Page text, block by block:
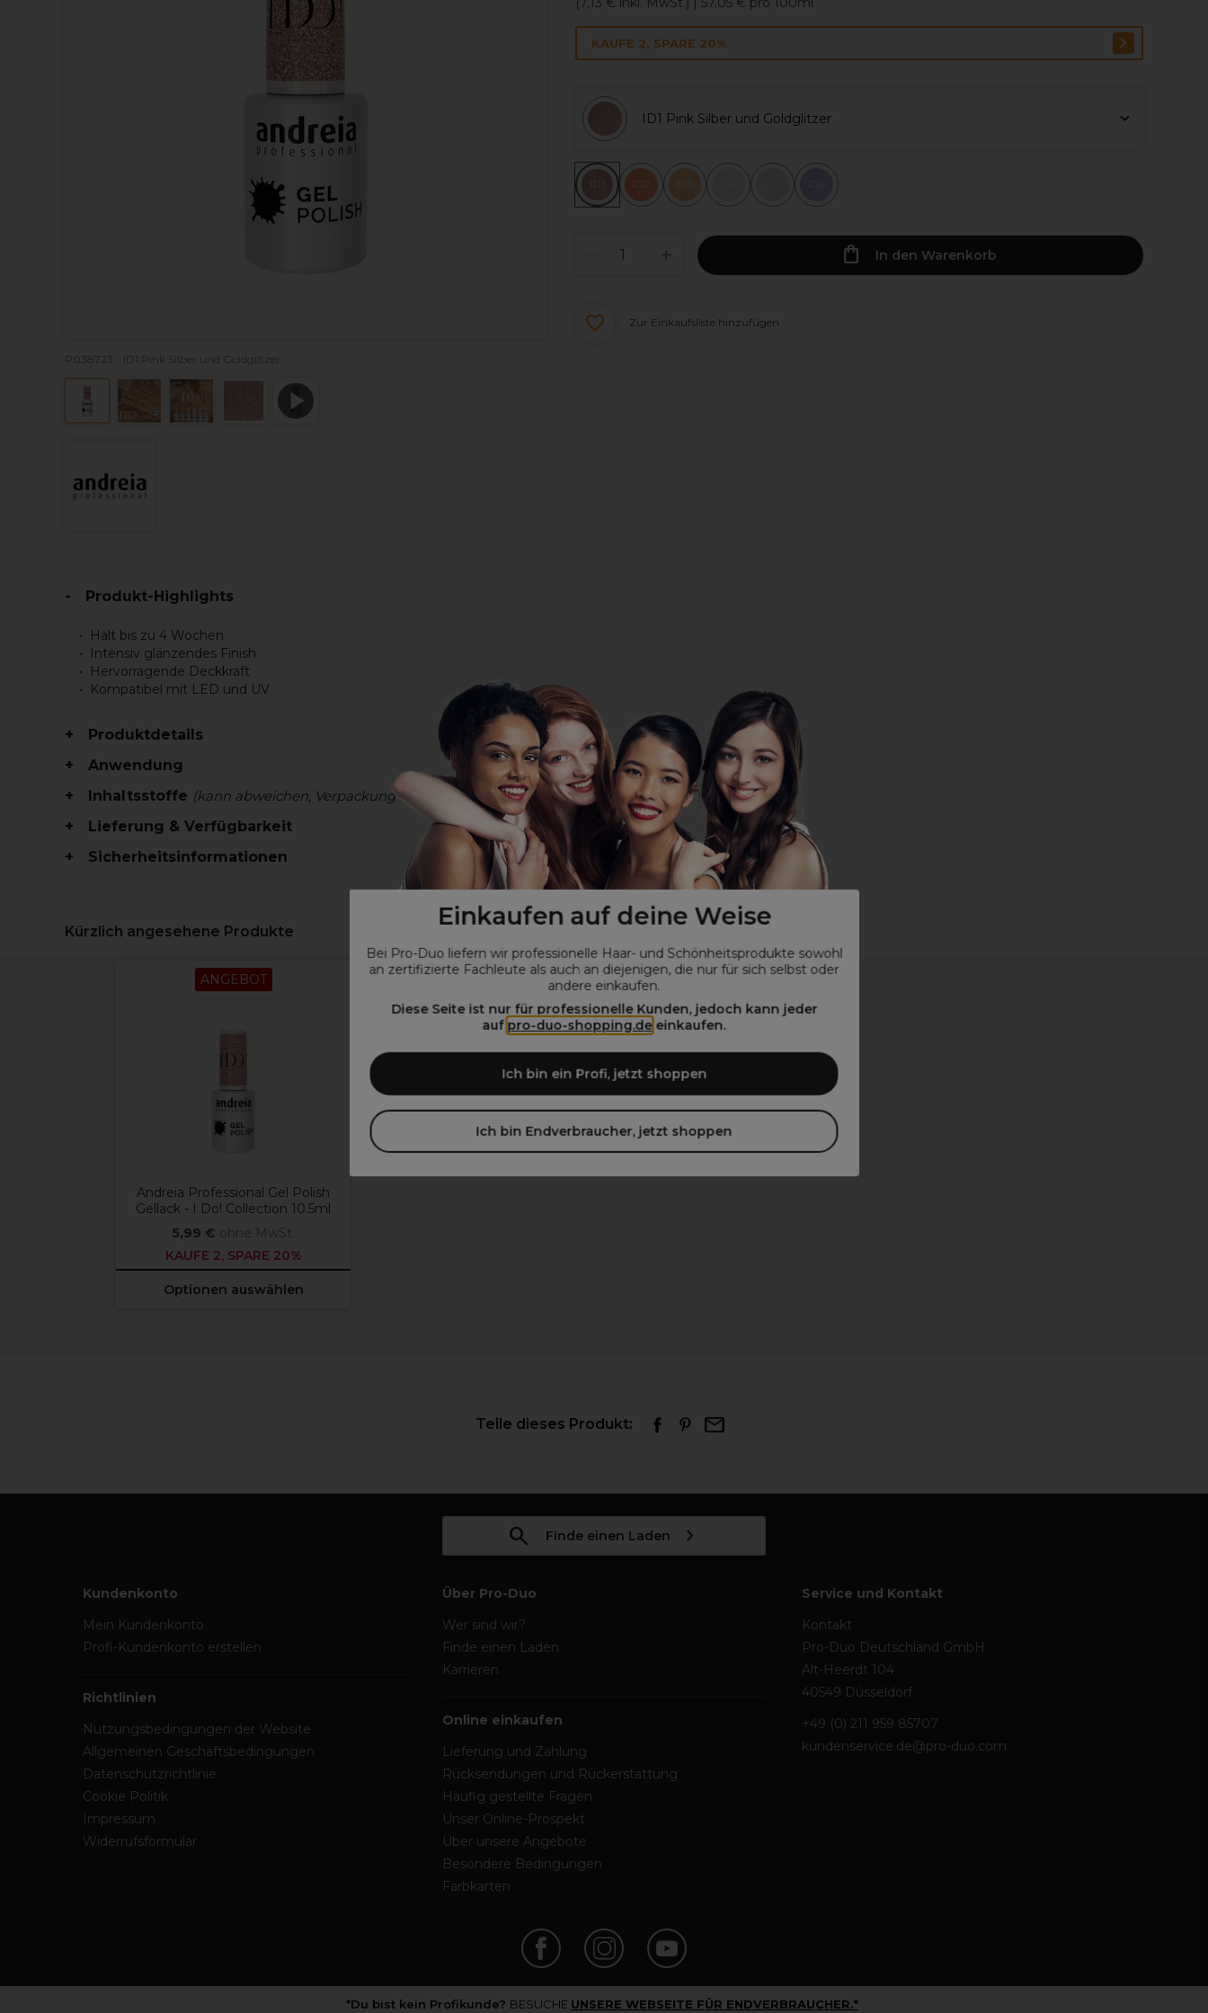
Einkaufen auf deine Weise
Bei Pro-Duo liefern wir professionelle Haar- und Schönheitsprodukte sowohl
an zertifizierte Fachleute als auch an diejenigen, die nur für sich selbst oder
andere einkaufen.
Diese Seite ist nur für professionelle Kunden, jedoch kann jeder
auf pro-duo-shopping.deeinkaufen.
Ich bin ein Profi, jetzt shoppen
Ich bin Endverbraucher, jetzt shoppen
P038723 - ID1 Pink Silber und Goldglitzer
KAUFE 2, SPARE 20%
ID1 Pink Silber und Goldglitzer
ID2
In den Warenkorb
Zur Einkaufsliste hinzufügen
Produkt-Highlights
Hält bis zu 4 Wochen
Intensiv glänzendes Finish
Hervorragende Deckkraft
Kompatibel mit LED und UV
Produktdetails
Anwendung
Inhaltsstoffe (kann abweichen, Verpackung beachten)
Lieferung & Verfügbarkeit
Sicherheitsinformationen
Kürzlich angesehene Produkte
ANGEBOT
Andreia Professional Gel Polish
Gellack - I Do! Collection 10.5ml
5,99 € ohne MwSt.
KAUFE 2, SPARE 20%
Optionen auswählen
Teile dieses Produkt:
Finde einen Laden
Kundenkonto
Mein Kundenkonto
Profi-Kundenkonto erstellen
Richtlinien
Nutzungsbedingungen der Website
Allgemeinen Geschäftsbedingungen
Datenschutzrichtlinie
Cookie Politik
Impressum
Widerrufsformular
Über Pro-Duo
Wer sind wir?
Finde einen Laden
Karrieren
Online einkaufen
Lieferung und Zahlung
Rücksendungen und Rückerstattung
Häufig gestellte Fragen
Unser Online-Prospekt
Über unsere Angebote
Besondere Bedingungen
Farbkarten
Service und Kontakt
Kontakt
Pro-Duo Deutschland GmbH
Alt-Heerdt 104
40549 Düsseldorf
+49 (0) 211 959 85707
kundenservice.de@pro-duo.com
*Du bist kein Profikunde? BESUCHE UNSERE WEBSEITE FÜR ENDVERBRAUCHER.*